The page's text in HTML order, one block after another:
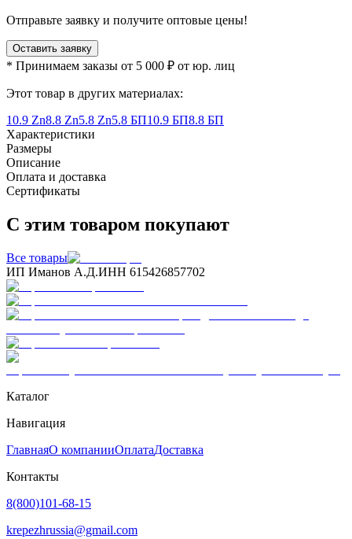
Отправьте заявку и получите оптовые цены!
Оставить заявку
* Принимаем заказы от 5 000 ₽ от юр. лиц
Этот товар в других материалах:
10.9 Zn8.8 Zn5.8 Zn5.8 БП10.9 БП8.8 БП
Характеристики
Размеры
Описание
Оплата и доставка
Сертификаты
С этим товаром покупают
Все товары
ИП Иманов А.Д.ИНН 615426857702
Каталог
Навигация
ГлавнаяО компанииОплатаДоставка
Контакты
8(800)101-68-15
krepezhrussia@gmail.com